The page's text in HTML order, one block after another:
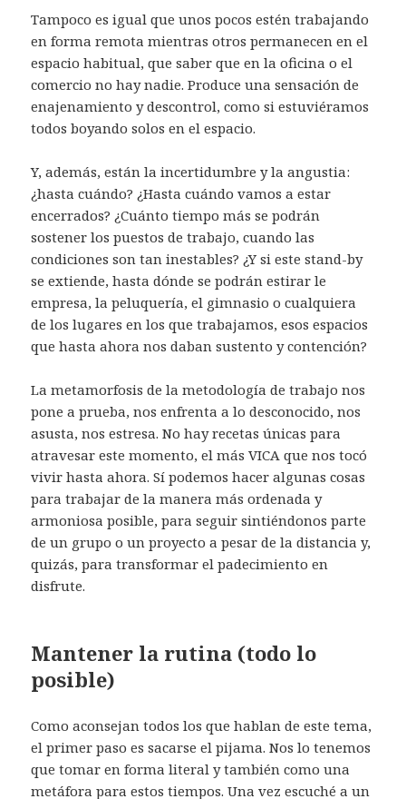
Tampoco es igual que unos pocos estén trabajando
en forma remota mientras otros permanecen en el
espacio habitual, que saber que en la oficina o el
comercio no hay nadie. Produce una sensación de
enajenamiento y descontrol, como si estuviéramos
todos boyando solos en el espacio.
Y, además, están la incertidumbre y la angustia:
¿hasta cuándo? ¿Hasta cuándo vamos a estar
encerrados? ¿Cuánto tiempo más se podrán
sostener los puestos de trabajo, cuando las
condiciones son tan inestables? ¿Y si este stand-by
se extiende, hasta dónde se podrán estirar le
empresa, la peluquería, el gimnasio o cualquiera
de los lugares en los que trabajamos, esos espacios
que hasta ahora nos daban sustento y contención?
La metamorfosis de la metodología de trabajo nos
pone a prueba, nos enfrenta a lo desconocido, nos
asusta, nos estresa. No hay recetas únicas para
atravesar este momento, el más VICA que nos tocó
vivir hasta ahora. Sí podemos hacer algunas cosas
para trabajar de la manera más ordenada y
armoniosa posible, para seguir sintiéndonos parte
de un grupo o un proyecto a pesar de la distancia y,
quizás, para transformar el padecimiento en
disfrute.
Mantener la rutina (todo lo
posible)
Como aconsejan todos los que hablan de este tema,
el primer paso es sacarse el pijama. Nos lo tenemos
que tomar en forma literal y también como una
metáfora para estos tiempos. Una vez escuché a un